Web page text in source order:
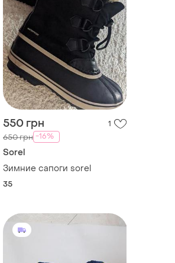
550 грн 1
650 грн -16%
Sorel
Зимние сапоги sorel
35